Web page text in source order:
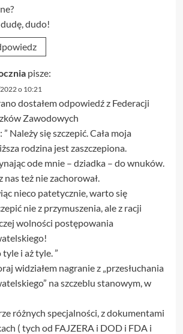
dudę, dudo!
pisze:
o 10:21
dostałem odpowiedź z Federacji
Zawodowych
Należy się szczepić. Cała moja
rodzina jest zaszczepiona.
ode mnie – dziadka – do wnuków.
nas też nie zachorował.
nieco patetycznie, warto się
nie z przymuszenia, ale z racji
wolności postępowania
tyle i aż tyle. ”
widziałem nagranie z „przesłuchania
na szczeblu stanowym, w
różnych specjalności, z dokumentami
( tych od FAJZERA i DOD i FDA i